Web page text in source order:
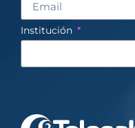
Institución